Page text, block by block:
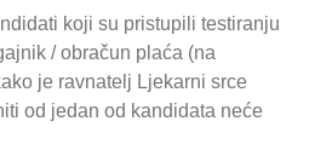
koji su pristupili testiranju
/ obračun plaća (na
je ravnatelj Ljekarni srce
od jedan od kandidata neće